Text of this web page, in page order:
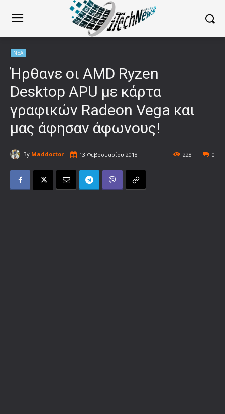
ΝΕΑ
Ήρθανε οι AMD Ryzen
Desktop APU με κάρτα
γραφικών Radeon Vega και
μας άφησαν άφωνους!
By Maddoctor 13 Φεβρουαρίου 2018 0
228